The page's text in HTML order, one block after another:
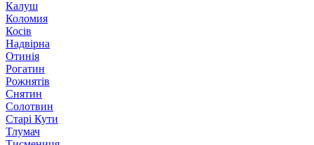
Калуш
Коломия
Косів
Надвірна
Отинія
Рогатин
Рожнятів
Снятин
Солотвин
Старі Кути
Тлумач